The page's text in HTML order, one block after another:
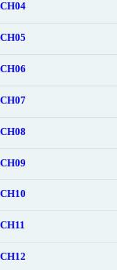
CH04
CH05
CH06
CH07
CH08
CH09
CH10
CH11
CH12